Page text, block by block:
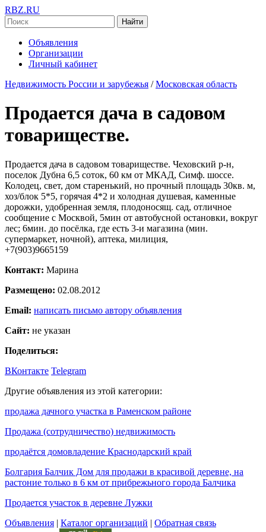
RBZ.RU
Найти
Объявления
Организации
Личный кабинет
Недвижимость России и зарубежья / Московская область
Продается дача в садовом
товариществе.
Продается дача в садовом товариществе. Чеховский р-н,
поселок Дубна 6,5 соток, 60 км от МКАД, Симф. шоссе.
Колодец, свет, дом старенький, но прочный площадь 30кв. м,
хоз/блок 5*5, горячая 4*2 и холодная душевая, каменные
дорожки, удобренная земля, плодоносящ. сад, отличное
сообщение с Москвой, 5мин от автобусной остановки, вокруг
лес; 6мин. до посёлка, где есть 3-и магазина (мин.
супермаркет, ночной), аптека, милиция,
+7(903)9665159
Контакт: Марина
Размещено: 02.08.2012
Email: написать письмо автору объявления
Сайт: не указан
Поделиться:
ВКонтакте Telegram
Другие объявления из этой категории:
продажа дачного участка в Раменском районе
Продажа (сотрудничество) недвижимость
продаётся домовладение Краснодарский край
Болгария Балчик Дом для продажи в красивой деревне, на
растоние только в 6 км от прибрежьного города Балчика
Продается участок в деревне Лужки
Объявления | Каталог организаций | Обратная связь